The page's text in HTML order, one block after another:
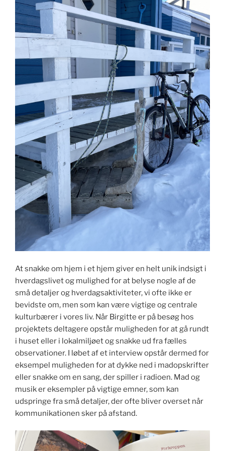
At snakke om hjem i et hjem giver en helt unik indsigt i
hverdagslivet og mulighed for at belyse nogle af de
små detaljer og hverdagsaktiviteter, vi ofte ikke er
bevidste om, men som kan være vigtige og centrale
kulturbærer i vores liv. Når Birgitte er på besøg hos
projektets deltagere opstår muligheden for at gå rundt
i huset eller i lokalmiljøet og snakke ud fra fælles
observationer. I løbet af et interview opstår dermed for
eksempel muligheden for at dykke ned i madopskrifter
eller snakke om en sang, der spiller i radioen. Mad og
musik er eksempler på vigtige emner, som kan
udspringe fra små detaljer, der ofte bliver overset når
kommunikationen sker på afstand.